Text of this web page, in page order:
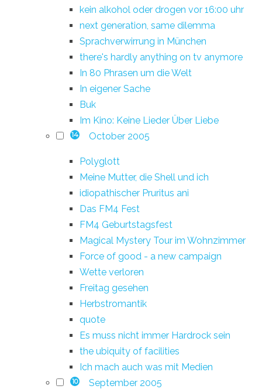
kein alkohol oder drogen vor 16:00 uhr
next generation, same dilemma
Sprachverwirrung in München
there's hardly anything on tv anymore
In 80 Phrasen um die Welt
In eigener Sache
Buk
Im Kino: Keine Lieder Über Liebe
14 October 2005
Polyglott
Meine Mutter, die Shell und ich
idiopathischer Pruritus ani
Das FM4 Fest
FM4 Geburtstagsfest
Magical Mystery Tour im Wohnzimmer
Force of good - a new campaign
Wette verloren
Freitag gesehen
Herbstromantik
quote
Es muss nicht immer Hardrock sein
the ubiquity of facilities
Ich mach auch was mit Medien
10 September 2005